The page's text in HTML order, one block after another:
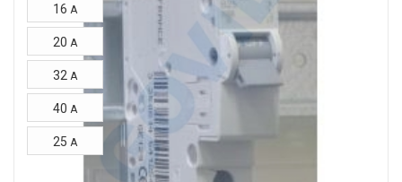
16 A
20 A
32 A
40 A
25 A